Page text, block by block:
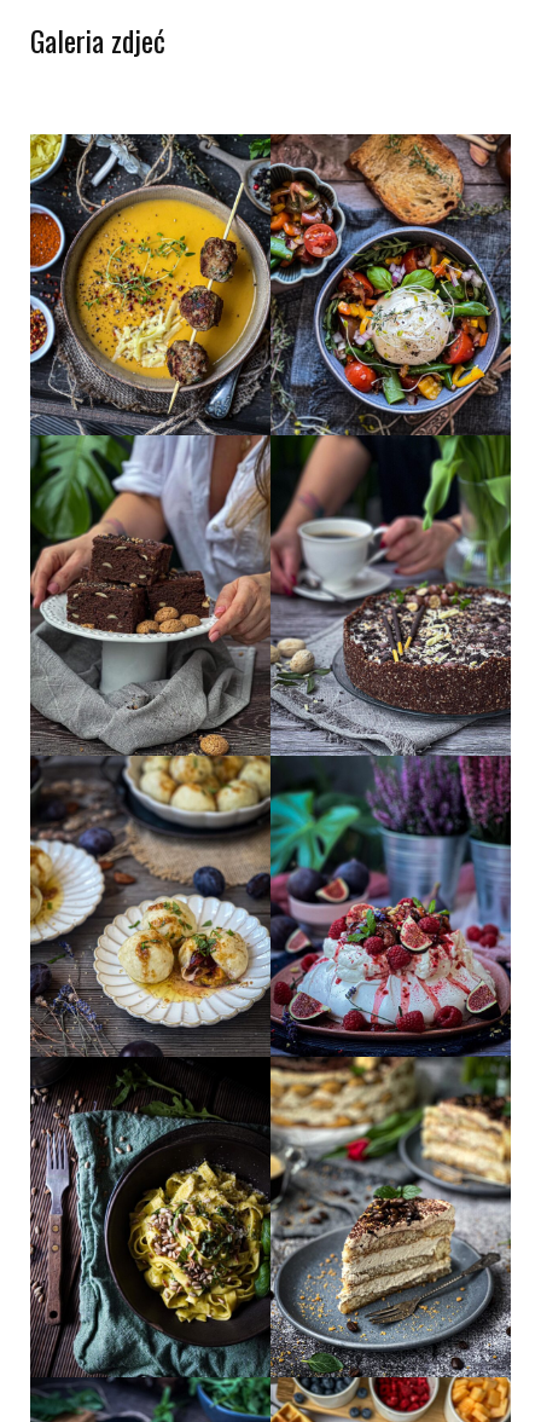
Galeria zdjeć